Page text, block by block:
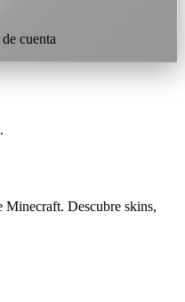
cuenta
Minecraft. Descubre skins,